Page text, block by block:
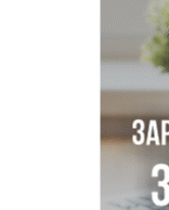
Глава
Новосибирском
Сибирские